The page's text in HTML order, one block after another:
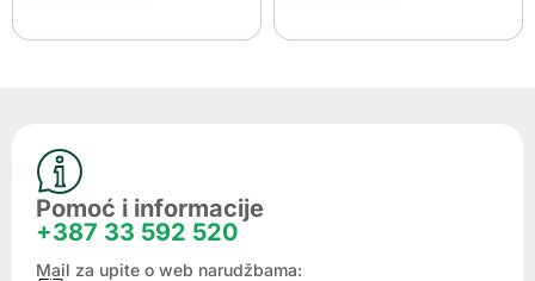
Pomoć i informacije
+387 33 592 520
Mail za upite o web narudžbama: